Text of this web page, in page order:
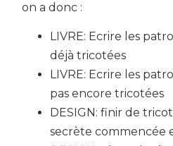
on a donc :
LIVRE: Ecrire les
déjà tricotées
LIVRE: Ecrire les
pas encore tricotées
DESIGN: finir de
secrète commencée